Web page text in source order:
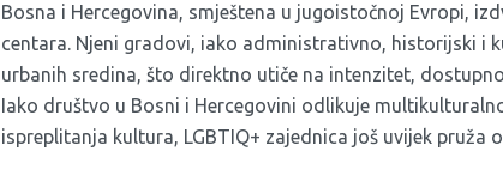
Bosna i Hercegovina, smještena u jugoistočnoj Evropi,
centara. Njeni gradovi, iako administrativno, historijski i
urbanih sredina, što direktno utiče na intenzitet,
Iako društvo u Bosni i Hercegovini odlikuje
ispreplitanja kultura, LGBTIQ+ zajednica još uvijek pruža